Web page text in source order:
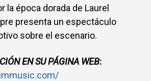
la época dorada de Laurel
presenta un espectáculo
sobre el escenario.
EN SU PÁGINA WEB: